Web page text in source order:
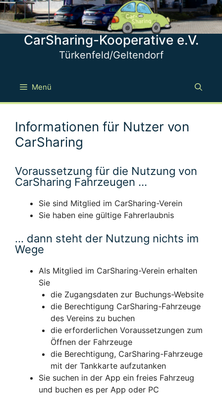
Zum
Inhalt
springen
CarSharing-Kooperative e.V.
Türkenfeld/Geltendorf
Menü
Informationen für Nutzer von
CarSharing
Voraussetzung für die Nutzung von
CarSharing Fahrzeugen …
Sie sind Mitglied im CarSharing-Verein
Sie haben eine gültige Fahrerlaubnis
… dann steht der Nutzung nichts im
Wege
Als Mitglied im CarSharing-Verein erhalten
Sie
die Zugangsdaten zur Buchungs-Website
die Berechtigung CarSharing-Fahrzeuge
des Vereins zu buchen
die erforderlichen Voraussetzungen zum
Öffnen der Fahrzeuge
die Berechtigung, CarSharing-Fahrzeuge
mit der Tankkarte aufzutanken
Sie suchen in der App ein freies Fahrzeug
und buchen es per App oder PC